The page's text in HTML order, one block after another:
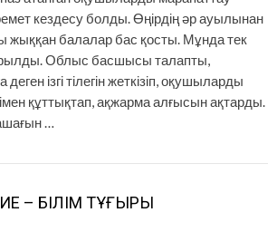
кездесу болды. Өңірдің әр ауылынан
жыққан балалар бас қосты. Мұнда тек
Облыс басшысы талапты,
ізгі тілегін жеткізіп, оқушыларды
құттықтап, ақжарма алғысын ақтарды.
…
– БІЛІМ ТҰҒЫРЫ